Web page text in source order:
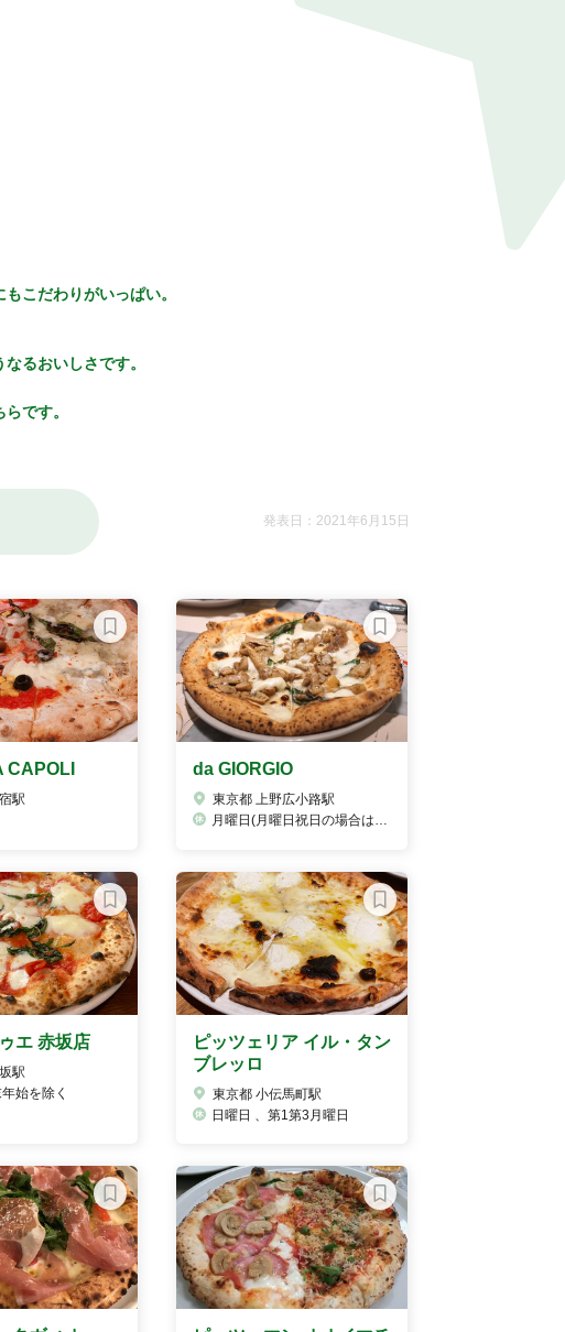
こだわりがいっぱい。
るおいしさです。
です。
発表日：2021年6月15日
CAPOLI
駅
da GIORGIO
東京都 上野広小路駅
月曜日(月曜日祝日の場合は火曜日が振替休日となります。)
エ 赤坂店
駅
始を除く
ピッツェリア イル・タン
ブレッロ
東京都 小伝馬町駅
日曜日 、第1第3月曜日